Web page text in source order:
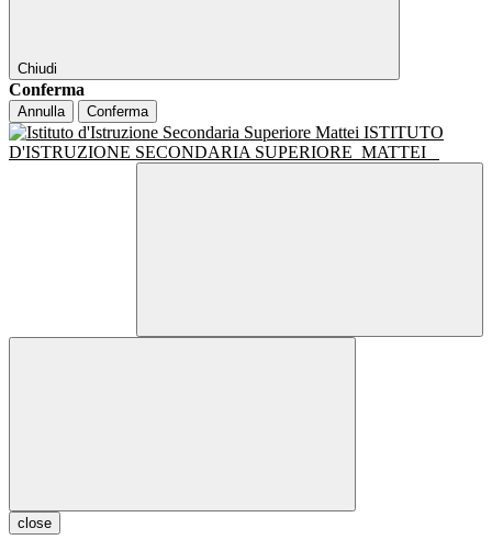
Chiudi
Conferma
Annulla Conferma
ISTITUTO
D'ISTRUZIONE SECONDARIA SUPERIORE MATTEI
close